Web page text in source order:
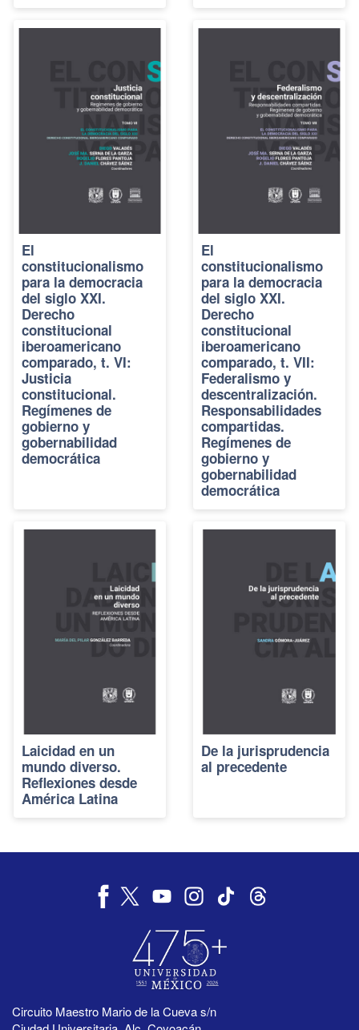
El
constitucionalismo
para la democracia
del siglo XXI.
Derecho
constitucional
iberoamericano
comparado, t. VI:
Justicia
constitucional.
Regímenes de
gobierno y
gobernabilidad
democrática
El
constitucionalismo
para la democracia
del siglo XXI.
Derecho
constitucional
iberoamericano
comparado, t. VII:
Federalismo y
descentralización.
Responsabilidades
compartidas.
Regímenes de
gobierno y
gobernabilidad
democrática
Laicidad en un
mundo diverso.
Reflexiones desde
América Latina
De la jurisprudencia
al precedente
Circuito Maestro Mario de la Cueva s/n